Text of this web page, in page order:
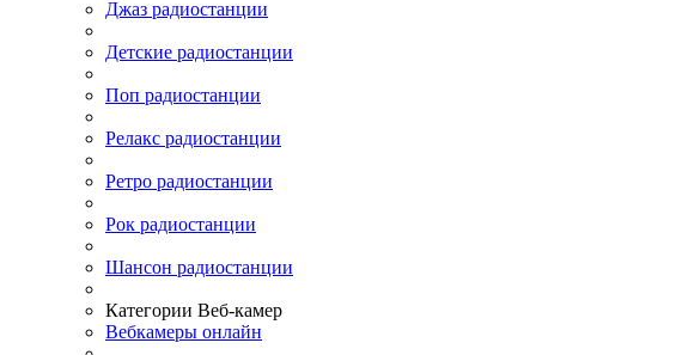
Джаз радиостанции
Детские радиостанции
Поп радиостанции
Релакс радиостанции
Ретро радиостанции
Рок радиостанции
Шансон радиостанции
Категории Веб-камер
Вебкамеры онлайн